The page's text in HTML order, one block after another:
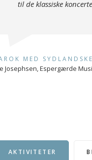
til de klassiske
MED
Josephsen, Espergærde
AKTIVITETER